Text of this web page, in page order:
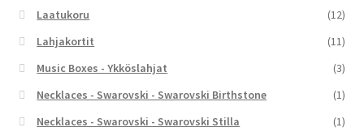
Laatukoru
(12)
Lahjakortit
(11)
Music Boxes - Ykköslahjat
(3)
Necklaces - Swarovski - Swarovski Birthstone
(1)
Necklaces - Swarovski - Swarovski Stilla
(1)